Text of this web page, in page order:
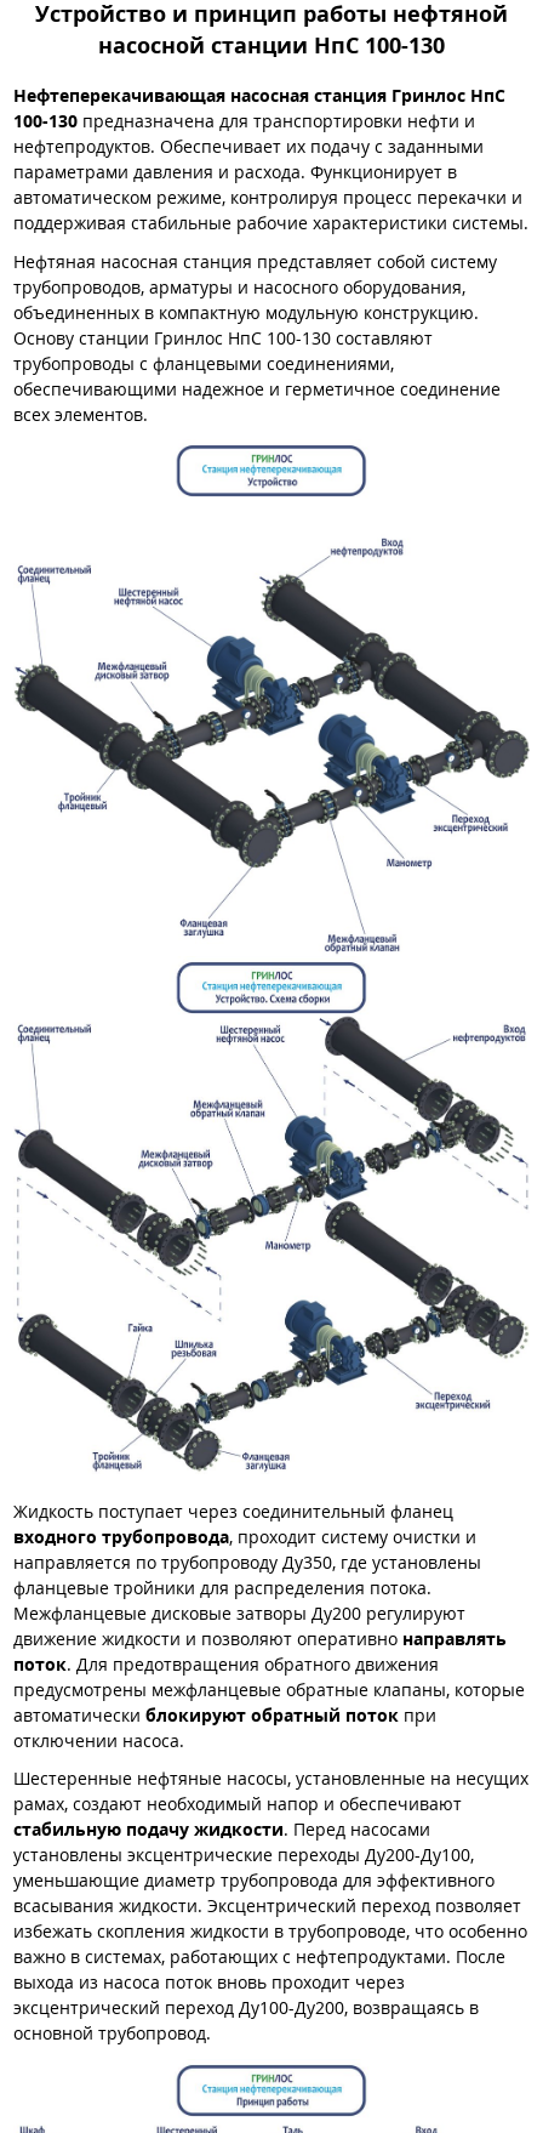
Устройство и принцип работы нефтяной
насосной станции НпС 100-130
Нефтеперекачивающая насосная станция Гринлос НпС
100-130 предназначена для транспортировки нефти и
нефтепродуктов. Обеспечивает их подачу с заданными
параметрами давления и расхода. Функционирует в
автоматическом режиме, контролируя процесс перекачки и
поддерживая стабильные рабочие характеристики системы.
Нефтяная насосная станция представляет собой систему
трубопроводов, арматуры и насосного оборудования,
объединенных в компактную модульную конструкцию.
Основу станции Гринлос НпС 100-130 составляют
трубопроводы с фланцевыми соединениями,
обеспечивающими надежное и герметичное соединение
всех элементов.
Жидкость поступает через соединительный фланец
входного трубопровода, проходит систему очистки и
направляется по трубопроводу Ду350, где установлены
фланцевые тройники для распределения потока.
Межфланцевые дисковые затворы Ду200 регулируют
движение жидкости и позволяют оперативно направлять
поток. Для предотвращения обратного движения
предусмотрены межфланцевые обратные клапаны, которые
автоматически блокируют обратный поток при
отключении насоса.
Шестеренные нефтяные насосы, установленные на несущих
рамах, создают необходимый напор и обеспечивают
стабильную подачу жидкости. Перед насосами
установлены эксцентрические переходы Ду200-Ду100,
уменьшающие диаметр трубопровода для эффективного
всасывания жидкости. Эксцентрический переход позволяет
избежать скопления жидкости в трубопроводе, что особенно
важно в системах, работающих с нефтепродуктами. После
выхода из насоса поток вновь проходит через
эксцентрический переход Ду100-Ду200, возвращаясь в
основной трубопровод.